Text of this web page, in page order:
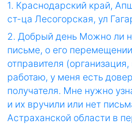
1. Краснодарский край,
ст-ца Лесогорская, ул
2. Добрый день Можно ли
письме, о его
отправителя (организация,
работаю, у меня есть
получателя. Мне нужно
и их вручили или нет
Астраханской области в